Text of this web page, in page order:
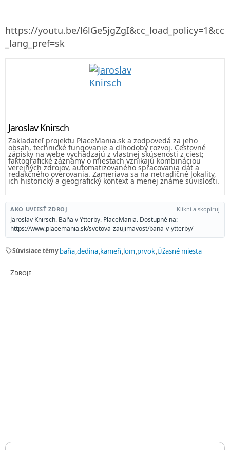
https://youtu.be/l6lGe5jgZgI&cc_load_policy=1&cc
_lang_pref=sk
Jaroslav Knirsch
Zakladateľ projektu PlaceMania.sk a zodpovedá za jeho
obsah, technické fungovanie a dlhodobý rozvoj. Cestovné
zápisky na webe vychádzajú z vlastnej skúsenosti z ciest;
faktografické záznamy o miestach vznikajú kombináciou
verejných zdrojov, automatizovaného spracovania dát a
redakčného overovania. Zameriava sa na netradičné lokality,
ich historický a geografický kontext a menej známe súvislosti.
AKO UVIESŤ ZDROJ Klikni a skopíruj
Jaroslav Knirsch. Baňa v Ytterby. PlaceMania. Dostupné na:
https://www.placemania.sk/svetova-zaujimavost/bana-v-ytterby/
sellSúvisiace témybaňa dedina kameň lom prvok Úžasné miesta
Zdroje